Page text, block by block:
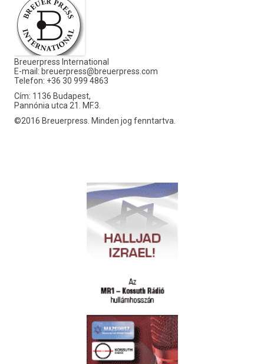
Breuerpress International
E-mail: breuerpress@breuerpress.com
Telefon: +36 30 999 4863
Cím: 1136 Budapest,
Pannónia utca 21. MF.3.
©2016 Breuerpress. Minden jog fenntartva.